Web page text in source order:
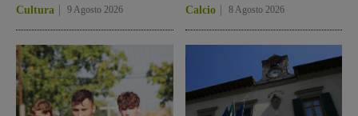
Cultura 9 Agosto 2026 Calcio 8 Agosto 2026